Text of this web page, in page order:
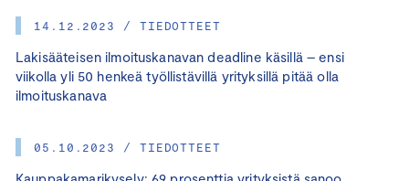
14.12.2023 / TIEDOTTEET
Lakisääteisen ilmoituskanavan deadline käsillä – ensi
viikolla yli 50 henkeä työllistävillä yrityksillä pitää olla
ilmoituskanava
05.10.2023 / TIEDOTTEET